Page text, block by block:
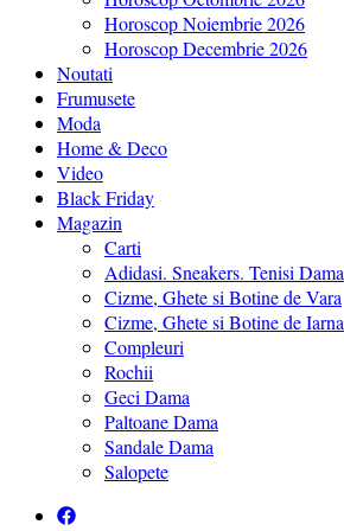
Horoscop Noiembrie 2026
Horoscop Decembrie 2026
Noutati
Frumusete
Moda
Home & Deco
Video
Black Friday
Magazin
Carti
Adidasi. Sneakers. Tenisi Dama
Cizme, Ghete si Botine de Vara
Cizme, Ghete si Botine de Iarna
Compleuri
Rochii
Geci Dama
Paltoane Dama
Sandale Dama
Salopete